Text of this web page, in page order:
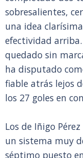
sobresalientes,
una idea
efectividad arriba.
quedado sin
ha disputado
fiable atrás lejos
los 27 goles en
Los de Iñigo
un sistema muy
séptimo puesto